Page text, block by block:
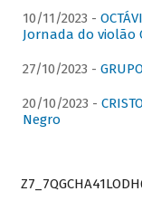
10/11/2023 -
Jornada do violão
27/10/2023 -
20/10/2023 -
Negro